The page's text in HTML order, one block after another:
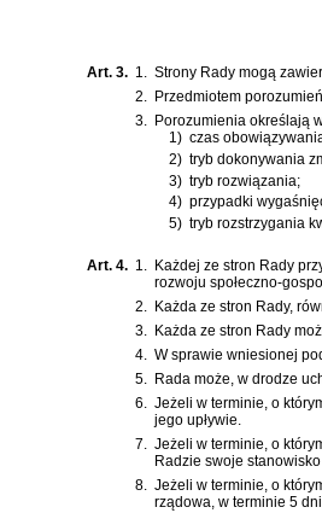
Art. 3. 1. Strony Rady mogą
2. Przedmiotem
3. Porozumienia określają
1) czas
2) tryb dokonywania
3) tryb rozwiązania;
4) przypadki
5) tryb rozstrzygania
Art. 4. 1. Każdej ze stron Rady
rozwoju społeczno-
2. Każda ze stron Rady,
3. Każda ze stron Rady
4. W sprawie wniesionej
5. Rada może, w drodze
6. Jeżeli w terminie, o
jego upływie.
7. Jeżeli w terminie, o
Radzie swoje
8. Jeżeli w terminie, o
rządowa, w terminie 5